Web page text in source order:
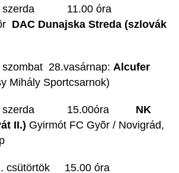
szerda 11.00 óra
DAC Dunajska Streda (szlovák
 28.vasárnap: Alcufer
Mihály Sportcsarnok)
31. szerda 15.00óra NK
II.) Gyirmót FC Gyõr / Novigrád,
csütörtök 15.00 óra